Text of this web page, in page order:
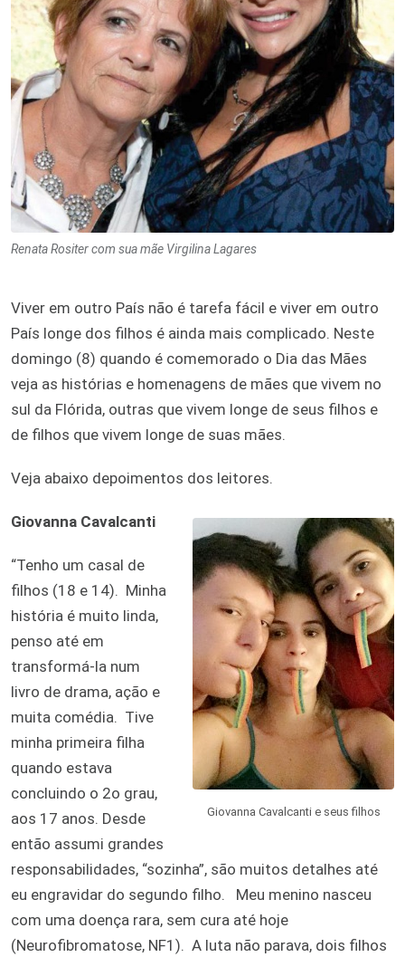
Renata Rositer com sua mãe Virgilina Lagares
Viver em outro País não é tarefa fácil e viver em outro
País longe dos filhos é ainda mais complicado. Neste
domingo (8) quando é comemorado o Dia das Mães
veja as histórias e homenagens de mães que vivem no
sul da Flórida, outras que vivem longe de seus filhos e
de filhos que vivem longe de suas mães.
Veja abaixo depoimentos dos leitores.
Giovanna Cavalcanti e seus filhos
Giovanna Cavalcanti
“Tenho um casal de
filhos (18 e 14). Minha
história é muito linda,
penso até em
transformá-la num
livro de drama, ação e
muita comédia. Tive
minha primeira filha
quando estava
concluindo o 2o grau,
aos 17 anos. Desde
então assumi grandes
responsabilidades, “sozinha”, são muitos detalhes até
eu engravidar do segundo filho.
Meu menino nasceu
com uma doença rara, sem cura até hoje
(Neurofibromatose, NF1). A luta não parava, dois filhos